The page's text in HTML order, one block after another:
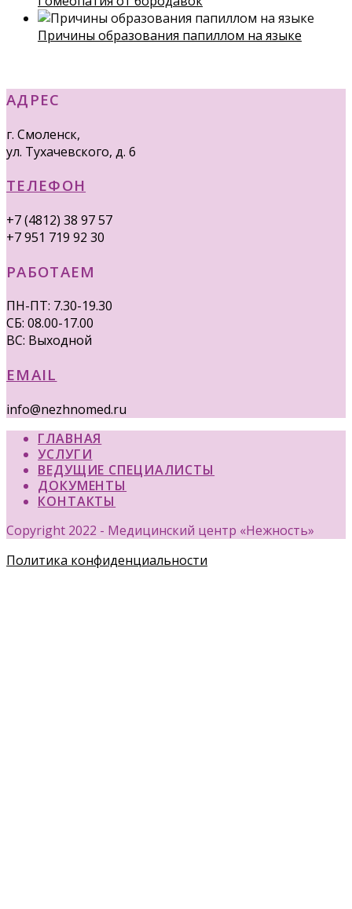
Причины образования папиллом на языке
АДРЕС
г. Смоленск,
ул. Тухачевского, д. 6
ТЕЛЕФОН
+7 (4812) 38 97 57
+7 951 719 92 30
РАБОТАЕМ
ПН-ПТ: 7.30-19.30
СБ: 08.00-17.00
ВС: Выходной
EMAIL
info@nezhnomed.ru
ГЛАВНАЯ
УСЛУГИ
ВЕДУЩИЕ СПЕЦИАЛИСТЫ
ДОКУМЕНТЫ
КОНТАКТЫ
Copyright 2022 - Медицинский центр «Нежность»
Политика конфиденциальности